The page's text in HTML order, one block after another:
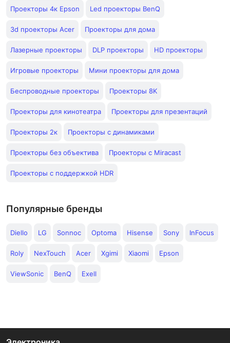
Проекторы 4к Epson Led проекторы BenQ
3d проекторы Acer Проекторы для дома
Лазерные проекторы DLP проекторы HD проекторы
Игровые проекторы Мини проекторы для дома
Беспроводные проекторы Проекторы 8K
Проекторы для кинотеатра Проекторы для презентаций
Проекторы 2к Проекторы с динамиками
Проекторы без объектива Проекторы с Miracast
Проекторы с поддержкой HDR
Популярные бренды
Diello LG Sonnoc Optoma Hisense Sony InFocus
Roly NexTouch Acer Xgimi Xiaomi Epson
ViewSonic BenQ Exell